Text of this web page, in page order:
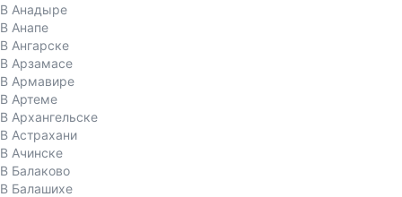
В Анадыре
В Анапе
В Ангарске
В Арзамасе
В Армавире
В Артеме
В Архангельске
В Астрахани
В Ачинске
В Балаково
В Балашихе